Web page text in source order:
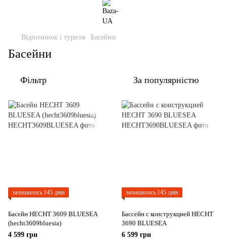
Відпочинок і туризм Басейни
Басейни
Фільтр За популярністю
залишилось 145 днів
Басейн HECHT 3609 BLUESEA
(hecht3609bluesia)
4 599 грн
залишилось 145 днів
Бассейн с конструкцией HECHT
3690 BLUESEA
6 599 грн